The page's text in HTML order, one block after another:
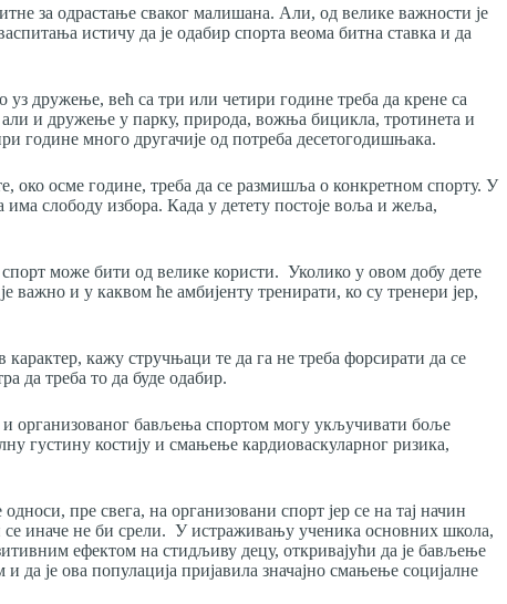
за одрастање сваког малишана. Али, од велике важности је
истичу да је одабир спорта веома битна ставка и да
уз дружење, већ са три или четири године треба да крене са
и дружење у парку, природа, вожња бицикла, тротинета и
године много другачије од потреба десетогодишњака.
око осме године, треба да се размишља о конкретном спорту. У
има слободу избора. Када у детету постоје воља и жеља,
може бити од велике користи. Уколико у овом добу дете
важно и у каквом ће амбијенту тренирати, ко су тренери јер,
кажу стручњаци те да га не треба форсирати да се
да треба то да буде одабир.
и организованог бављења спортом могу укључивати боље
густину костију и смањење кардиоваскуларног ризика,
пре свега, на организовани спорт јер се на тај начин
се иначе не би срели. У истраживању ученика основних школа,
ефектом на стидљиву децу, откривајући да је бављење
је ова популација пријавила значајно смањење социјалне